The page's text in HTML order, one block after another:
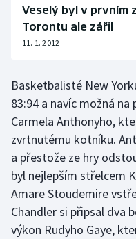
Ragby
Rychlostní kanoistika
Short track
Sportovní střelba
Stolní tenis
Triatlon
Veselý byl v prvním
Torontu ale zářil
11. 1. 2012
Basketbalisté New
83:94 a navíc možná
Carmela Anthonyho,
zvrtnutému kotníku.
a přestože ze hry
byl nejlepším střelcem
Amare Stoudemire
Chandler si připsal dva
výkon Rudyho Gaye,